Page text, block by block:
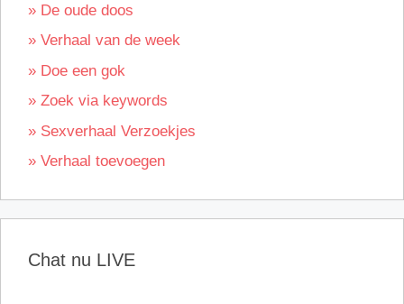
» De oude doos
» Verhaal van de week
» Doe een gok
» Zoek via keywords
» Sexverhaal Verzoekjes
» Verhaal toevoegen
Chat nu LIVE